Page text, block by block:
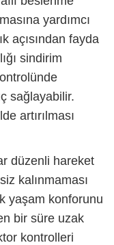
yardımcı
açısından fayda
sindirim
sağlayabilir.
artırılması
düzenli hareket
kalınmaması
yaşam konforunu
bir süre uzak
kontrolleri